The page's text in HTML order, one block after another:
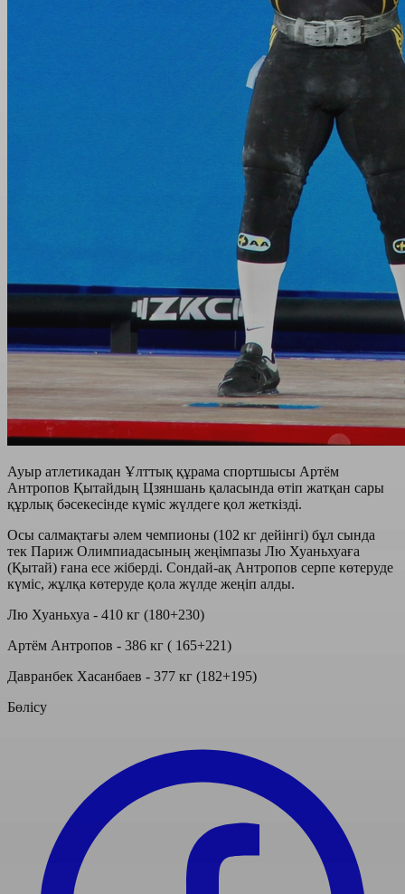
Ауыр атлетикадан Ұлттық құрама спортшысы Артём
Антропов Қытайдың Цзяншань қаласында өтіп жатқан сары
құрлық бәсекесінде күміс жүлдеге қол жеткізді.
Осы салмақтағы әлем чемпионы (102 кг дейінгі) бұл сында
тек Париж Олимпиадасының жеңімпазы Лю Хуаньхуаға
(Қытай) ғана есе жіберді. Сондай-ақ Антропов серпе көтеруде
күміс, жұлқа көтеруде қола жүлде жеңіп алды.
Лю Хуаньхуа - 410 кг (180+230)
Артём Антропов - 386 кг ( 165+221)
Давранбек Хасанбаев - 377 кг (182+195)
Бөлісу